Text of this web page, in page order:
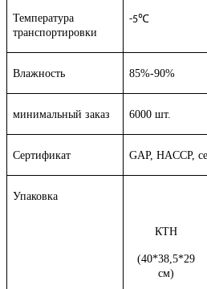
Температура
транспортировки
-5℃
Влажность 85%-90%
минимальный заказ 6000 шт.
Сертификат GAP, HACCP,
Упаковка
КТН
(40*38,5*29
см)